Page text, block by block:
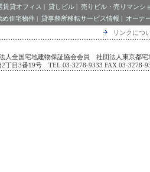
賃貸オフィス | 貸しビル | 売りビル・売りマンシ
め住宅物件 | 貸事務所移転サービス情報 | オーナ
リンクにつ
人全国宅地建物保証協会会員 社団法人東京都宅
丁目3番19号 TEL.03-3278-9333 FAX.03-3278-